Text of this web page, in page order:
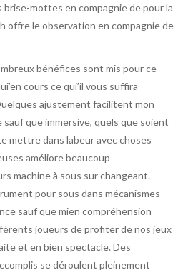
brise-mottes en compagnie de pour la
offre le observation en compagnie de
bénéfices sont mis pour ce
cours ce qui’il vous suffira
ajustement facilitent mon
que immersive, quels que soient
mettre dans labeur avec choses
améliore beaucoup
machine à sous sur changeant.
pour sous dans mécanismes
sauf que mien compréhension
joueurs de profiter de nos jeux
et en bien spectacle. Des
se déroulent pleinement